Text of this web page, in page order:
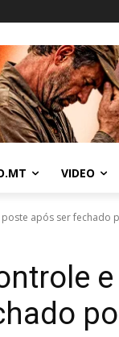
VIDEO
após ser fechado